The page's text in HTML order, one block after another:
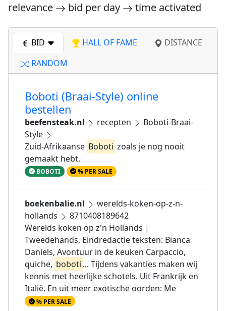
relevance
bid per day time activated
BID HALL OF FAME
DISTANCE
RANDOM
Boboti (Braai-Style) online
bestellen
beefensteak.nl recepten
Boboti-Braai-
Style
Zuid-Afrikaanse Boboti zoals je nog nooit
gemaakt hebt.
BOBOTI % PER SALE
boekenbalie.nl
werelds-koken-op-z-n-
hollands
8710408189642
Werelds koken op z'n Hollands |
Tweedehands, Eindredactie teksten: Bianca
Daniels, Avontuur in de keuken Carpaccio,
quiche, boboti ... Tijdens vakanties maken wij
kennis met heerlijke schotels. Uit Frankrijk en
Italië. En uit meer exotische oorden: Me
% PER SALE